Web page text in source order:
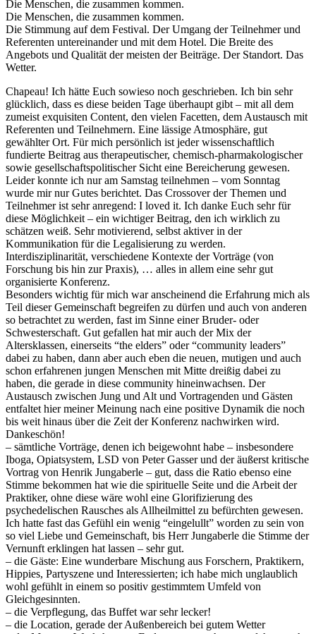
Die Menschen, die zusammen kommen.
Die Menschen, die zusammen kommen.
Die Stimmung auf dem Festival. Der Umgang der Teilnehmer und
Referenten untereinander und mit dem Hotel. Die Breite des
Angebots und Qualität der meisten der Beiträge. Der Standort. Das
Wetter.
Chapeau! Ich hätte Euch sowieso noch geschrieben. Ich bin sehr
glücklich, dass es diese beiden Tage überhaupt gibt – mit all dem
zumeist exquisiten Content, den vielen Facetten, dem Austausch mit
Referenten und Teilnehmern. Eine lässige Atmosphäre, gut
gewählter Ort. Für mich persönlich ist jeder wissenschaftlich
fundierte Beitrag aus therapeutischer, chemisch-pharmakologischer
sowie gesellschaftspolitischer Sicht eine Bereicherung gewesen.
Leider konnte ich nur am Samstag teilnehmen – vom Sonntag
wurde mir nur Gutes berichtet. Das Crossover der Themen und
Teilnehmer ist sehr anregend: I loved it. Ich danke Euch sehr für
diese Möglichkeit – ein wichtiger Beitrag, den ich wirklich zu
schätzen weiß. Sehr motivierend, selbst aktiver in der
Kommunikation für die Legalisierung zu werden.
Interdisziplinarität, verschiedene Kontexte der Vorträge (von
Forschung bis hin zur Praxis), … alles in allem eine sehr gut
organisierte Konferenz.
Besonders wichtig für mich war anscheinend die Erfahrung mich als
Teil dieser Gemeinschaft begreifen zu dürfen und auch von anderen
so betrachtet zu werden, fast im Sinne einer Bruder- oder
Schwesterschaft. Gut gefallen hat mir auch der Mix der
Altersklassen, einerseits “the elders” oder “community leaders”
dabei zu haben, dann aber auch eben die neuen, mutigen und auch
schon erfahrenen jungen Menschen mit Mitte dreißig dabei zu
haben, die gerade in diese community hineinwachsen. Der
Austausch zwischen Jung und Alt und Vortragenden und Gästen
entfaltet hier meiner Meinung nach eine positive Dynamik die noch
bis weit hinaus über die Zeit der Konferenz nachwirken wird.
Dankeschön!
– sämtliche Vorträge, denen ich beigewohnt habe – insbesondere
Iboga, Opiatsystem, LSD von Peter Gasser und der äußerst kritische
Vortrag von Henrik Jungaberle – gut, dass die Ratio ebenso eine
Stimme bekommen hat wie die spirituelle Seite und die Arbeit der
Praktiker, ohne diese wäre wohl eine Glorifizierung des
psychedelischen Rausches als Allheilmittel zu befürchten gewesen.
Ich hatte fast das Gefühl ein wenig “eingelullt” worden zu sein von
so viel Liebe und Gemeinschaft, bis Herr Jungaberle die Stimme der
Vernunft erklingen hat lassen – sehr gut.
– die Gäste: Eine wunderbare Mischung aus Forschern, Praktikern,
Hippies, Partyszene und Interessierten; ich habe mich unglaublich
wohl gefühlt in einem so positiv gestimmtem Umfeld von
Gleichgesinnten.
– die Verpflegung, das Buffet war sehr lecker!
– die Location, gerade der Außenbereich bei gutem Wetter